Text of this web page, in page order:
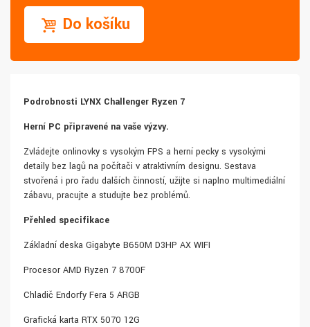
Do košíku
Podrobnosti LYNX Challenger Ryzen 7
Herní PC připravené na vaše výzvy.
Zvládejte onlinovky s vysokým FPS a herní pecky s vysokými
detaily bez lagů na počítači v atraktivním designu. Sestava
stvořená i pro řadu dalších činností, užijte si naplno multimediální
zábavu, pracujte a studujte bez problémů.
Přehled specifikace
Základní deska Gigabyte B650M D3HP AX WIFI
Procesor AMD Ryzen 7 8700F
Chladič Endorfy Fera 5 ARGB
Grafická karta RTX 5070 12G